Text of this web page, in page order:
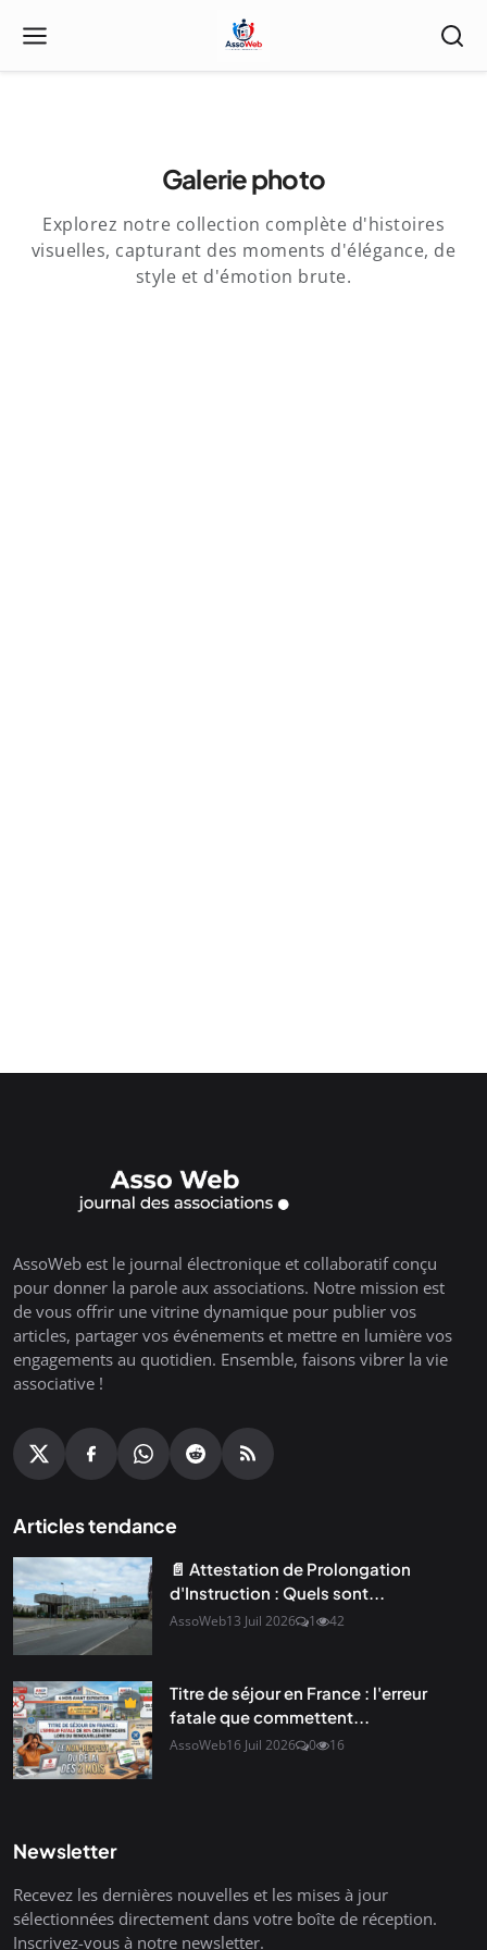
Galerie photo
Explorez notre collection complète d'histoires
visuelles, capturant des moments d'élégance, de
style et d'émotion brute.
AssoWeb est le journal électronique et collaboratif conçu
pour donner la parole aux associations. Notre mission est
de vous offrir une vitrine dynamique pour publier vos
articles, partager vos événements et mettre en lumière vos
engagements au quotidien. Ensemble, faisons vibrer la vie
associative !
Articles tendance
📄 Attestation de Prolongation
d'Instruction : Quels sont...
AssoWeb13 Juil 2026 1 42
Titre de séjour en France : l'erreur
fatale que commettent...
AssoWeb16 Juil 2026 0 16
Newsletter
Recevez les dernières nouvelles et les mises à jour
sélectionnées directement dans votre boîte de réception.
Inscrivez-vous à notre newsletter.